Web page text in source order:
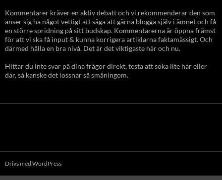
Kommentarer kräver en aktiv debatt och vi rekommenderar den som
anser sig ha något vettigt att säga att gärna blogga själv i ämnet och få
en större spridning på sitt budskap. Kommentarerna är öppna främst
för att vi ska få input & kunna korrigera artiklarna faktamässigt. Och
därmed hålla en bra nivå. Det är det viktigaste här och nu.
Hittar du inte svar på dina frågor direkt, testa att söka lite här eller
där, så kanske det lossnar så småningom.
Drivs med WordPress